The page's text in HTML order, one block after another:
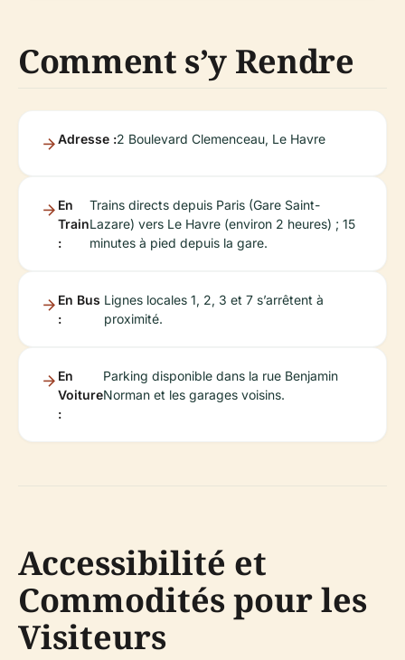
Comment s’y Rendre
Adresse :2 Boulevard Clemenceau, Le Havre
En
Train
:
Trains directs depuis Paris (Gare Saint-
Lazare) vers Le Havre (environ 2 heures) ; 15
minutes à pied depuis la gare.
En Bus
:
Lignes locales 1, 2, 3 et 7 s’arrêtent à
proximité.
En
Voiture
:
Parking disponible dans la rue Benjamin
Norman et les garages voisins.
Accessibilité et
Commodités pour les
Visiteurs